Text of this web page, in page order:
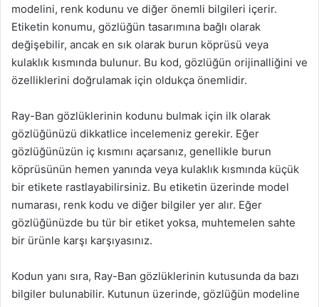
modelini, renk kodunu ve diğer önemli bilgileri içerir.
Etiketin konumu, gözlüğün tasarımına bağlı olarak
değişebilir, ancak en sık olarak burun köprüsü veya
kulaklık kısmında bulunur. Bu kod, gözlüğün orijinalliğini ve
özelliklerini doğrulamak için oldukça önemlidir.
Ray-Ban gözlüklerinin kodunu bulmak için ilk olarak
gözlüğünüzü dikkatlice incelemeniz gerekir. Eğer
gözlüğünüzün iç kısmını açarsanız, genellikle burun
köprüsünün hemen yanında veya kulaklık kısmında küçük
bir etikete rastlayabilirsiniz. Bu etiketin üzerinde model
numarası, renk kodu ve diğer bilgiler yer alır. Eğer
gözlüğünüzde bu tür bir etiket yoksa, muhtemelen sahte
bir ürünle karşı karşıyasınız.
Kodun yanı sıra, Ray-Ban gözlüklerinin kutusunda da bazı
bilgiler bulunabilir. Kutunun üzerinde, gözlüğün modeline